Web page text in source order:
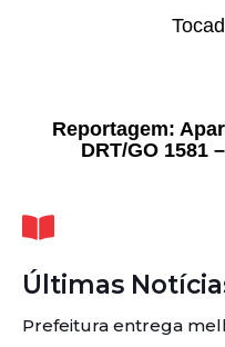
Reportagem:
DRT/GO 1581
Últimas
Prefeitura entrega